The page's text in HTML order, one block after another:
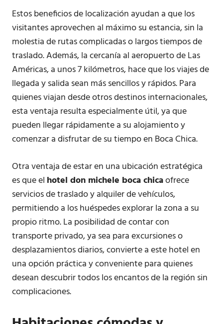
Estos beneficios de localización ayudan a que los
visitantes aprovechen al máximo su estancia, sin la
molestia de rutas complicadas o largos tiempos de
traslado. Además, la cercanía al aeropuerto de Las
Américas, a unos 7 kilómetros, hace que los viajes de
llegada y salida sean más sencillos y rápidos. Para
quienes viajan desde otros destinos internacionales,
esta ventaja resulta especialmente útil, ya que
pueden llegar rápidamente a su alojamiento y
comenzar a disfrutar de su tiempo en Boca Chica.
Otra ventaja de estar en una ubicación estratégica
es que el hotel don michele boca chicaofrece
servicios de traslado y alquiler de vehículos,
permitiendo a los huéspedes explorar la zona a su
propio ritmo. La posibilidad de contar con
transporte privado, ya sea para excursiones o
desplazamientos diarios, convierte a este hotel en
una opción práctica y conveniente para quienes
desean descubrir todos los encantos de la región sin
complicaciones.